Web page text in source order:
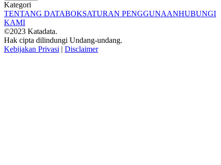
Kategori
TENTANG DATABOKSATURAN PENGGUNAANHUBUNGI
KAMI
©2023 Katadata.
Hak cipta dilindungi Undang-undang.
Kebijakan Privasi | Disclaimer